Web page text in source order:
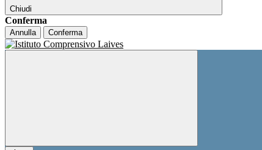
Chiudi
Conferma
Annulla Conferma